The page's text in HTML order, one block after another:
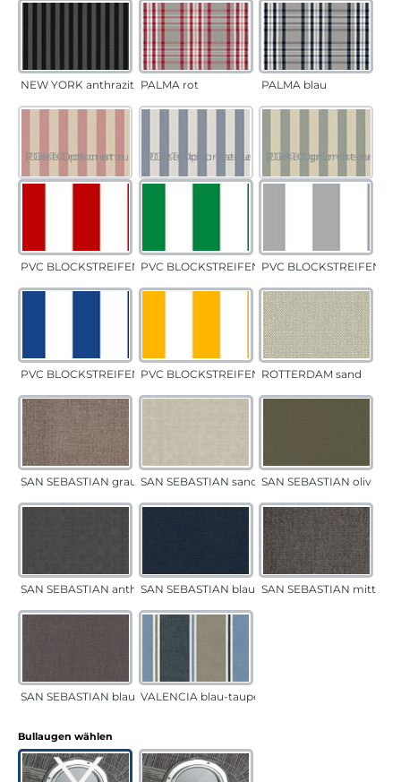
NEW YORK anthrazit PALMA rot PALMA blau
PORTO rot-creme
(Diese Option ist zurzeit nicht verfügbar.)
PORTO blau-creme
(Diese Option ist zurzeit nicht verfügbar.)
PORTO grün-creme
(Diese Option ist zurzeit
PVC BLOCKSTREIFEN rotPVC BLOCKSTREIFEN grünPVC BLOCKSTREIFEN
PVC BLOCKSTREIFEN blauPVC BLOCKSTREIFEN gelbROTTERDAM sand
SAN SEBASTIAN grau-sandSAN SEBASTIAN sand SAN SEBASTIAN oliv
SAN SEBASTIAN anthrazitSAN SEBASTIAN blau SAN SEBASTIAN
SAN SEBASTIAN blau-sandVALENCIA blau-taupe
Bullaugen wählen